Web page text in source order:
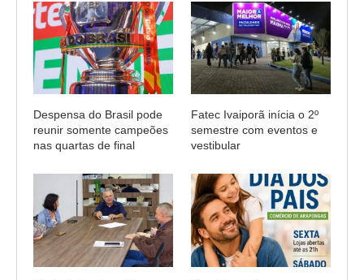
Despensa do Brasil pode
reunir somente campeões
nas quartas de final
Fatec Ivaiporã inícia o 2º
semestre com eventos e
vestibular